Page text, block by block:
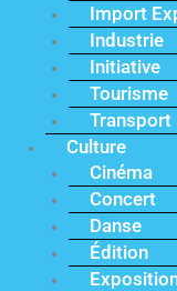
Import
Industrie
Initiative
Tourisme
Transport
Culture
Cinéma
Concert
Danse
Édition